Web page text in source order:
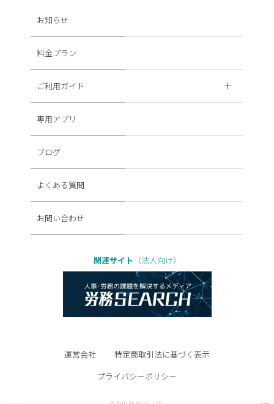
お知らせ
料金プラン
ご利用ガイド
専用アプリ
ブログ
よくある質問
お問い合わせ
関連サイト （法人向け）
運営会社
特定商取引法に基づく表示
プライバシーポリシー